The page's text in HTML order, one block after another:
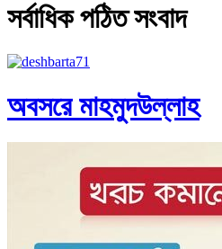
সর্বাধিক পঠিত সংবাদ
অবসরে মাহমুদউল্লাহ